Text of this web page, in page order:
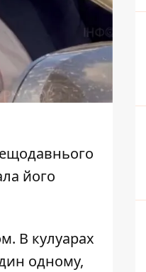
його
В кулуарах
одному,